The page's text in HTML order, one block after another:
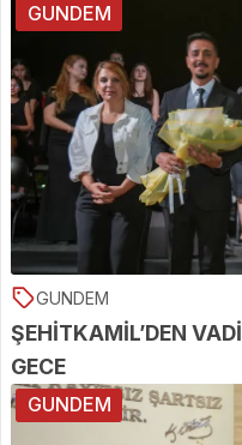
GUNDEM
ŞEHİTKAMİL’DEN
GECE
GUNDEM
GUNDEM